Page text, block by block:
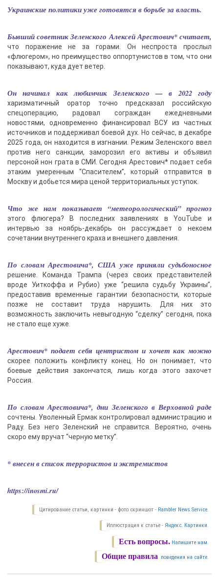
Украинские политики уже готовятся в борьбе за власть.
Бывший советник Зеленского Алексей Арестович* считает,
что поражение не за горами. Он неспроста прослыл
«флюгером», но преимущество оппортунистов в том, что они
показывают, куда дует ветер.
Он начинал как любимчик Зеленского — в 2022 году
харизматичный оратор точно предсказал российскую
спецоперацию, радовал сограждан ежедневными
новостями, одновременно финансировал ВСУ из частных
источников и поддерживал боевой дух. Но сейчас, в декабре
2025 года, он находится в изгнании. Режим Зеленского ввел
против него санкции, заморозил его активы и объявил
персоной нон грата в СМИ. Сегодня Арестович* подает себя
этаким умеренным “Спасителем”, который отправится в
Москву и добьется мира ценой территориальных уступок.
Что же нам показывает “метеорологический” прогноз
этого флюгера? В последних заявлениях в YouTube и
интервью за ноябрь-декабрь он рассуждает о некоем
сочетании внутреннего краха и внешнего давления.
По словам Арестовича*, США уже приняли судьбоносное
решение. Команда Трампа (через своих представителей
вроде Уиткоффа и Рубио) уже “решила судьбу Украины”,
предоставив временные гарантии безопасности, которые
позже не составит труда нарушить. Для них это
возможность заключить невыгодную “сделку” сегодня, пока
не стало еще хуже.
Арестович* подает себя центристом и хочет как можно
скорее положить конфликту конец. Но он понимает, что
боевые действия закончатся, лишь когда этого захочет
Россия.
По словам Арестовича*, дни Зеленского в Верховной раде
сочтены. Уволенный Ермак контролировал администрацию и
Раду. Без него Зеленский не справится. Вероятно, очень
скоро ему вручат “черную метку”.
* внесен в список террористов и экстремистов
https://inosmi.ru/
Цитирование статьи, картинки - фото скриншот - Rambler News Service.
Иллюстрация к статье - Яндекс. Картинки.
Есть вопросы. Напишите нам.
Общие правила поведения на сайте.